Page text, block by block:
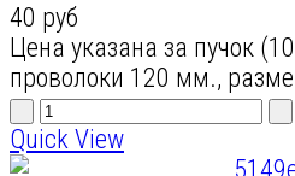
40 руб
Цена указана за пучок
проволоки 120 мм.,
Quick View